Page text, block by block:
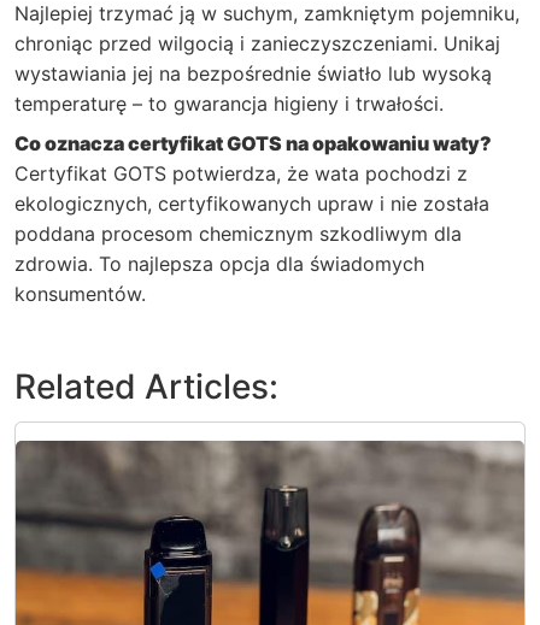
Najlepiej trzymać ją w suchym, zamkniętym pojemniku,
chroniąc przed wilgocią i zanieczyszczeniami. Unikaj
wystawiania jej na bezpośrednie światło lub wysoką
temperaturę – to gwarancja higieny i trwałości.
Co oznacza certyfikat GOTS na opakowaniu waty?
Certyfikat GOTS potwierdza, że wata pochodzi z
ekologicznych, certyfikowanych upraw i nie została
poddana procesom chemicznym szkodliwym dla
zdrowia. To najlepsza opcja dla świadomych
konsumentów.
Related Articles: